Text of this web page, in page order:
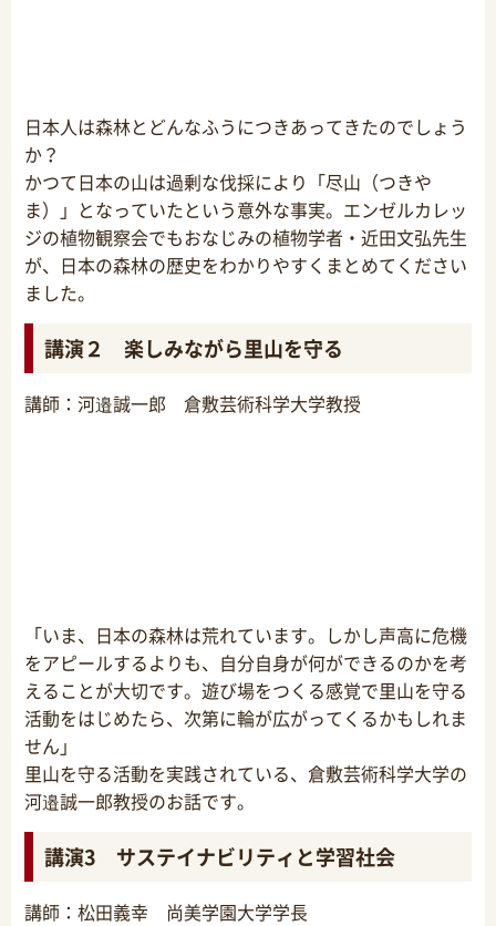
日本人は森林とどんなふうにつきあってきたのでしょう
か？
かつて日本の山は過剰な伐採により「尽山（つきや
ま）」となっていたという意外な事実。エンゼルカレッ
ジの植物観察会でもおなじみの植物学者・近田文弘先生
が、日本の森林の歴史をわかりやすくまとめてください
ました。
講演２ 楽しみながら里山を守る
講師：河邉誠一郎 倉敷芸術科学大学教授
「いま、日本の森林は荒れています。しかし声高に危機
をアピールするよりも、自分自身が何ができるのかを考
えることが大切です。遊び場をつくる感覚で里山を守る
活動をはじめたら、次第に輪が広がってくるかもしれま
せん」
里山を守る活動を実践されている、倉敷芸術科学大学の
河邉誠一郎教授のお話です。
講演3 サステイナビリティと学習社会
講師：松田義幸 尚美学園大学学長